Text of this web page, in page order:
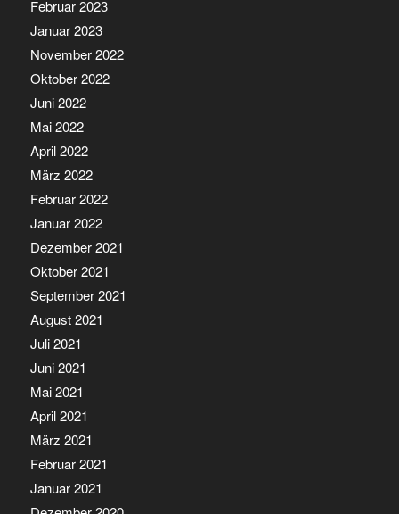
Februar 2023
Januar 2023
November 2022
Oktober 2022
Juni 2022
Mai 2022
April 2022
März 2022
Februar 2022
Januar 2022
Dezember 2021
Oktober 2021
September 2021
August 2021
Juli 2021
Juni 2021
Mai 2021
April 2021
März 2021
Februar 2021
Januar 2021